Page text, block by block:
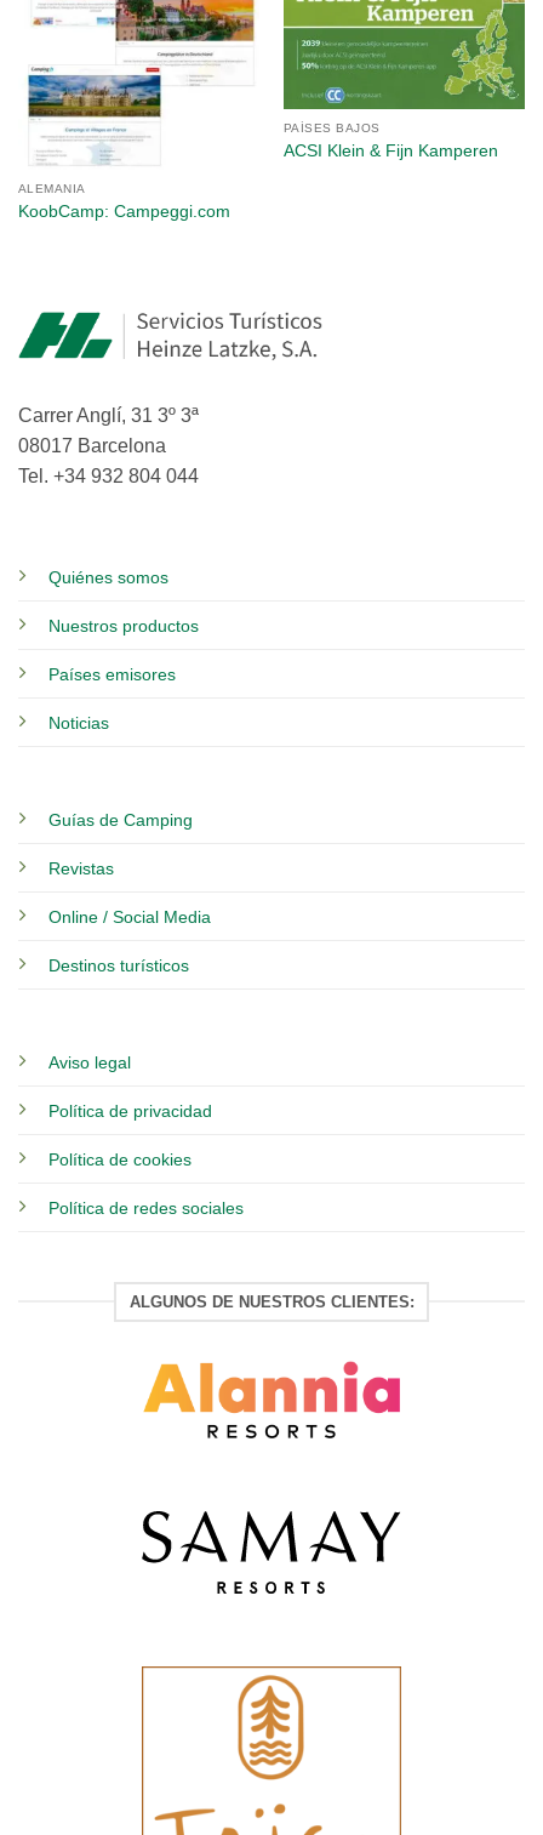
ALEMANIA
KoobCamp: Campeggi.com
PAÍSES BAJOS
ACSI Klein & Fijn Kamperen
Carrer Anglí, 31 3º 3ª
08017 Barcelona
Tel. +34 932 804 044
Quiénes somos
Nuestros productos
Países emisores
Noticias
Guías de Camping
Revistas
Online / Social Media
Destinos turísticos
Aviso legal
Política de privacidad
Política de cookies
Política de redes sociales
ALGUNOS DE NUESTROS CLIENTES: